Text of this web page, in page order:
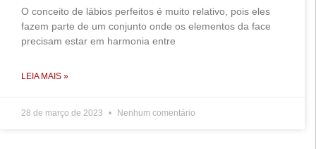
O conceito de lábios perfeitos é muito relativo, pois eles
fazem parte de um conjunto onde os elementos da face
precisam estar em harmonia entre
LEIA MAIS »
28 de março de 2023 Nenhum comentário